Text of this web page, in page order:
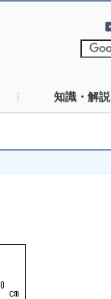
知識・解説